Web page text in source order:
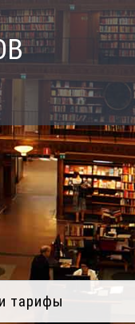
тарифы